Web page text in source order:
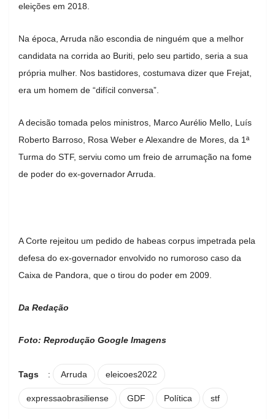
eleições em 2018.
Na época, Arruda não escondia de ninguém que a melhor
candidata na corrida ao Buriti, pelo seu partido, seria a sua
própria mulher. Nos bastidores, costumava dizer que Frejat,
era um homem de “difícil conversa”.
A decisão tomada pelos ministros, Marco Aurélio Mello, Luís
Roberto Barroso, Rosa Weber e Alexandre de Mores, da 1ª
Turma do STF, serviu como um freio de arrumação na fome
de poder do ex-governador Arruda.
A Corte rejeitou um pedido de habeas corpus impetrada pela
defesa do ex-governador envolvido no rumoroso caso da
Caixa de Pandora, que o tirou do poder em 2009.
Da Redação
Foto: Reprodução Google Imagens
Tags : Arruda eleicoes2022
expressaobrasiliense GDF Política stf